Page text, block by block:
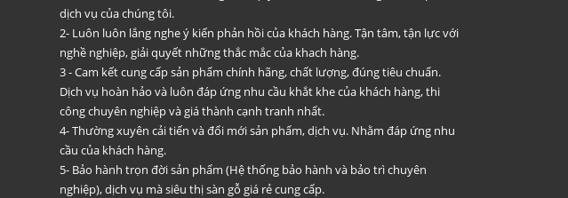
dịch vụ của chúng tôi.
2- Luôn luôn lắng nghe ý kiến phản hồi của khách hàng. Tận tâm, tận lực với
nghề nghiệp, giải quyết những thắc mắc của khach hàng.
3 - Cam kết cung cấp sản phẩm chính hãng, chất lượng, đúng tiêu chuẩn.
Dịch vụ hoàn hảo và luôn đáp ứng nhu cầu khắt khe của khách hàng, thi
công chuyên nghiệp và giá thành cạnh tranh nhất.
4- Thường xuyên cải tiến và đổi mới sản phẩm, dịch vụ. Nhằm đáp ứng nhu
cầu của khách hàng.
5- Bảo hành trọn đời sản phẩm (Hệ thống bảo hành và bảo trì chuyên
nghiệp), dịch vụ mà siêu thị sàn gỗ giá rẻ cung cấp.